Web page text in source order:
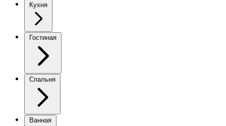
Кухня
Гостиная
Спальня
Ванная